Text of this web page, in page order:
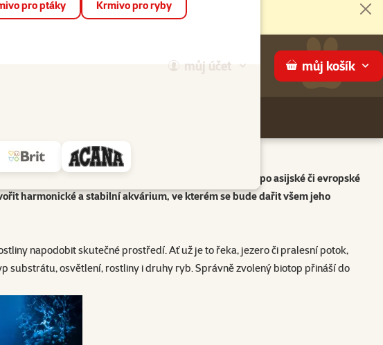
můj účet můj košík
pro ptáky Krmivo pro ryby
– od amazonských džunglí přes africká jezera až po asijské či evropské
harmonické a stabilní akvárium, ve kterém se bude dařit všem jeho
napodobit skutečné prostředí. Ať už je to řeka, jezero či pralesní potok,
substrátu, osvětlení, rostliny i druhy ryb. Správně zvolený biotop přináší do